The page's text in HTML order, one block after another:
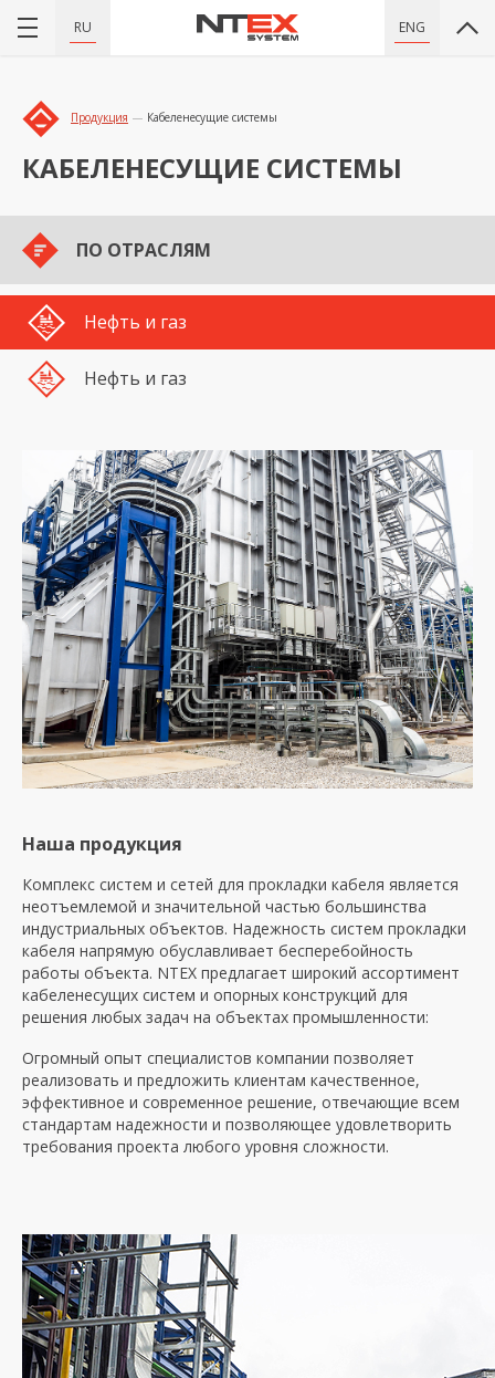
RU ENG
Продукция Кабеленесущие системы
КАБЕЛЕНЕСУЩИЕ СИСТЕМЫ
ПО ОТРАСЛЯМ
Нефть и газ
Нефть и газ
Наша продукция
Комплекс систем и сетей для прокладки кабеля является
неотъемлемой и значительной частью большинства
индустриальных объектов. Надежность систем прокладки
кабеля напрямую обуславливает бесперебойность
работы объекта. NTEX предлагает широкий ассортимент
кабеленесущих систем и опорных конструкций для
решения любых задач на объектах промышленности:
Огромный опыт специалистов компании позволяет
реализовать и предложить клиентам качественное,
эффективное и современное решение, отвечающие всем
стандартам надежности и позволяющее удовлетворить
требования проекта любого уровня сложности.